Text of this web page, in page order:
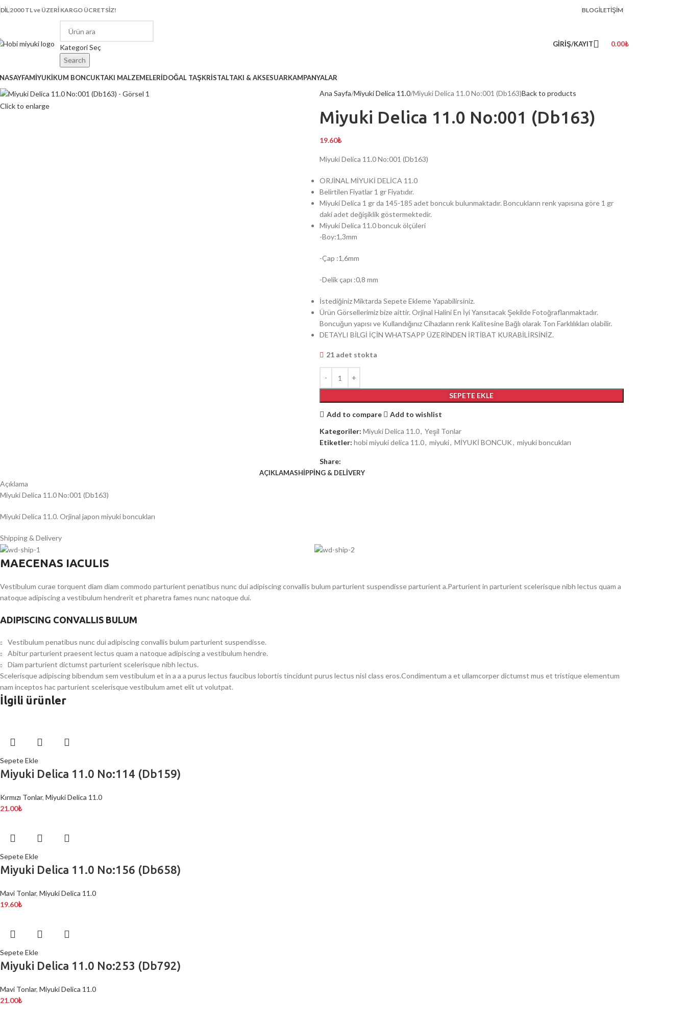
DIL2000 TL ve ÜZERİ KARGO ÜCRETSİZ! BLOGİLETIŞIM
Kategori Seç
Search
GIRIŞ/KAYIT 0.00₺
MİYUKİKUM BONCUKTAKI MALZEMELERİDOĞAL TAŞKRİSTALTAKI & AKSESUARKAMPANYALAR
Click to enlarge
Ana Sayfa Miyuki Delica 11.0 Miyuki Delica 11.0 No:001 (Db163)Back to products
Miyuki Delica 11.0 No:001 (Db163)
19.60₺
Miyuki Delica 11.0 No:001 (Db163)
ORJİNAL MİYUKİ DELİCA 11.0
Belirtilen Fiyatlar 1 gr Fiyatıdır.
Miyuki Delica 1 gr da 145-185 adet boncuk bulunmaktadır. Boncukların renk yapısına göre 1 gr
daki adet değişiklik göstermektedir.
Miyuki Delica 11.0 boncuk ölçüleri
-Boy:1,3mm
-Çap :1,6mm
-Delik çapı :0,8 mm
İstediğiniz Miktarda Sepete Ekleme Yapabilirsiniz.
Ürün Görsellerimiz bize aittir. Orjinal Halini En İyi Yansıtacak Şekilde Fotoğraflanmaktadır.
Boncuğun yapısı ve Kullandığınız Cihazların renk Kalitesine Bağlı olarak Ton Farklılıkları olabilir.
DETAYLI BİLGİ İÇİN WHATSAPP ÜZERİNDEN İRTİBAT KURABİLİRSİNİZ.
21 adet stokta
SEPETE EKLE
Add to compare
Add to wishlist
Kategoriler: Miyuki Delica 11.0, Yeşil Tonlar
Etiketler: hobi miyuki delica 11.0, miyuki, MİYUKİ BONCUK, miyuki boncukları
Share:
AÇIKLAMASHIPPING & DELIVERY
Açıklama
Miyuki Delica 11.0 No:001 (Db163)
Miyuki Delica 11.0. Orjinal japon miyuki boncukları
Shipping & Delivery
MAECENAS IACULIS
Vestibulum curae torquent diam diam commodo parturient penatibus nunc dui adipiscing convallis bulum parturient suspendisse parturient a.Parturient in parturient scelerisque nibh lectus quam a
natoque adipiscing a vestibulum hendrerit et pharetra fames nunc natoque dui.
ADIPISCING CONVALLIS BULUM
Vestibulum penatibus nunc dui adipiscing convallis bulum parturient suspendisse.
Abitur parturient praesent lectus quam a natoque adipiscing a vestibulum hendre.
Diam parturient dictumst parturient scelerisque nibh lectus.
Scelerisque adipiscing bibendum sem vestibulum et in a a a purus lectus faucibus lobortis tincidunt purus lectus nisl class eros.Condimentum a et ullamcorper dictumst mus et tristique elementum
nam inceptos hac parturient scelerisque vestibulum amet elit ut volutpat.
İlgili ürünler
Sepete Ekle
Miyuki Delica 11.0 No:114 (Db159)
Kırmızı Tonlar, Miyuki Delica 11.0
21.00₺
Sepete Ekle
Miyuki Delica 11.0 No:156 (Db658)
Mavi Tonlar, Miyuki Delica 11.0
19.60₺
Sepete Ekle
Miyuki Delica 11.0 No:253 (Db792)
Mavi Tonlar, Miyuki Delica 11.0
21.00₺